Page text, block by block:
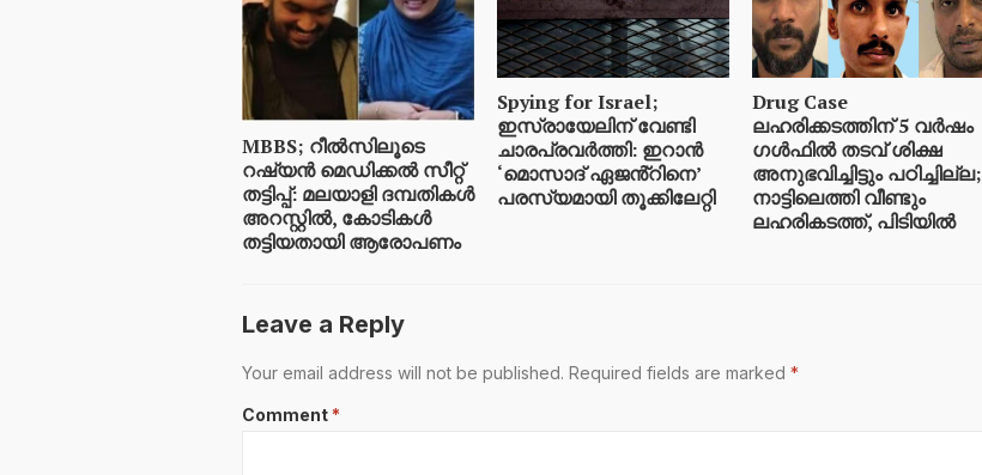
MBBS; റീൽസിലൂടെ
റഷ്യൻ മെഡിക്കൽ സീറ്റ്
തട്ടിപ്പ്: മലയാളി ദമ്പതികൾ
അറസ്റ്റിൽ, കോടികൾ
തട്ടിയതായി ആരോപണം
Spying for Israel;
ഇസ്രായേലിന് വേണ്ടി
ചാരപ്രവർത്തി: ഇറാൻ
‘മൊസാദ് ഏജൻ്റിനെ’
പരസ്യമായി തൂക്കിലേറ്റി
Drug Case
ലഹരിക്കടത്തിന് 5 വർഷം
ഗൾഫിൽ തടവ് ശിക്ഷ
അനുഭവിച്ചിട്ടും പഠിച്ചില്ല;
നാട്ടിലെത്തി വീണ്ടും
ലഹരികടത്ത്, പിടിയിൽ
Leave a Reply
Your email address will not be published. Required fields are marked *
Comment *